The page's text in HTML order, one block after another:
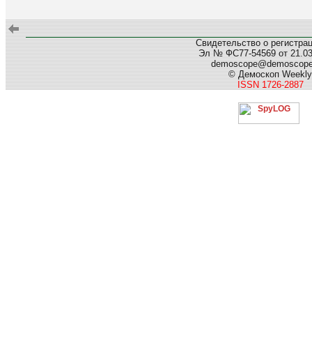
Свидетельство о
Эл № ФС77-54569 от
© Демоскоп Weekly
ISSN 1726-2887